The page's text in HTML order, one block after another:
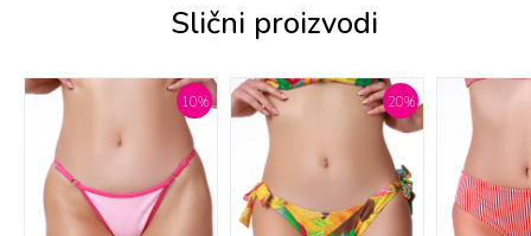
Slični proizvodi
10% 20%